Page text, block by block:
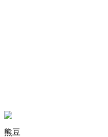
熊豆